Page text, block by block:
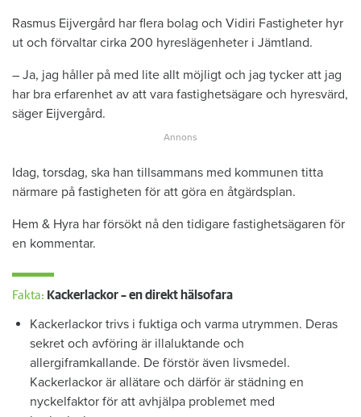
Rasmus Eijvergård har flera bolag och Vidiri Fastigheter hyr
ut och förvaltar cirka 200 hyreslägenheter i Jämtland.
– Ja, jag håller på med lite allt möjligt och jag tycker att jag
har bra erfarenhet av att vara fastighetsägare och hyresvärd,
säger Eijvergård.
Idag, torsdag, ska han tillsammans med kommunen titta
närmare på fastigheten för att göra en åtgärdsplan.
Hem & Hyra har försökt nå den tidigare fastighetsägaren för
en kommentar.
Fakta: Kackerlackor – en direkt hälsofara
Kackerlackor trivs i fuktiga och varma utrymmen. Deras
sekret och avföring är illaluktande och
allergiframkallande. De förstör även livsmedel.
Kackerlackor är allätare och därför är städning en
nyckelfaktor för att avhjälpa problemet med